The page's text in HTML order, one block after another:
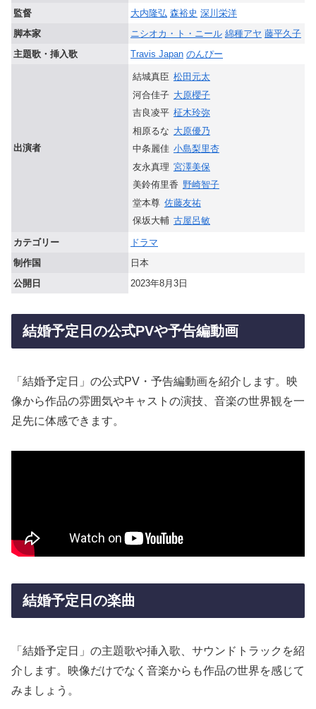
監督
大内隆弘 森裕史 深川栄洋
脚本家
ニシオカ・ト・ニール 綿種アヤ 藤平久子
主題歌・挿入歌
Travis Japan のんぴー
出演者
結城真臣 松田元太
河合佳子 大原櫻子
吉良凌平 柾木玲弥
相原るな 大原優乃
中条麗佳 小島梨里杏
友永真理 宮澤美保
美鈴侑里香 野崎智子
堂本尊 佐藤友祐
保坂大輔 古屋呂敏
カテゴリー
ドラマ
制作国
日本
公開日
2023年8月3日
結婚予定日の公式PVや予告編動画
「結婚予定日」の公式PV・予告編動画を紹介します。映
像から作品の雰囲気やキャストの演技、音楽の世界観を一
足先に体感できます。
結婚予定日の楽曲
「結婚予定日」の主題歌や挿入歌、サウンドトラックを紹
介します。映像だけでなく音楽からも作品の世界を感じて
みましょう。